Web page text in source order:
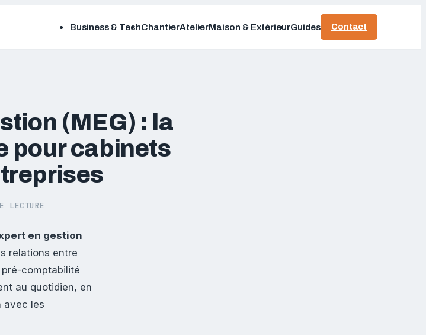
Business & TechChantierAtelierMaison & ExtérieurGuides Contact
(MEG) : la
pour cabinets
LECTURE
en gestion
relations entre
comptabilité
au quotidien, en
avec les